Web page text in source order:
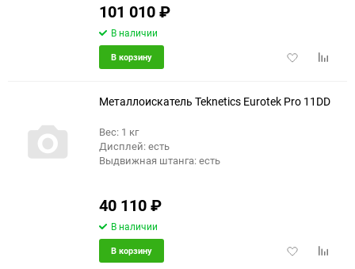
101 010₽
В наличии
Добавить
В корзину
Металлоискатель Teknetics Eurotek Pro 11DD
Вес: 1 кг
Дисплей: есть
Выдвижная штанга: есть
40 110₽
В наличии
Добавить
В корзину